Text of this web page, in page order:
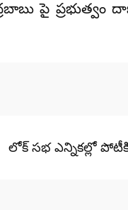
పై ప్రభుత్వం
లోక్ సభ ఎన్నికల్లో